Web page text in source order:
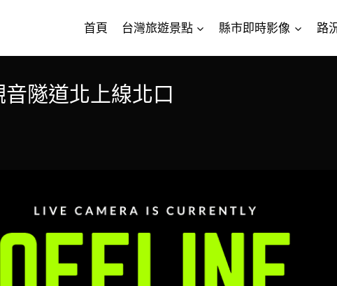
首頁 台灣旅遊景點 縣市即時影像 路
隧道北上線北口